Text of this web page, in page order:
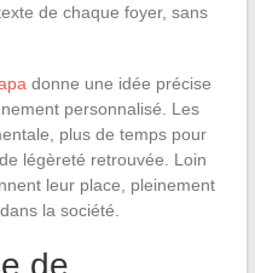
de chaque foyer, sans
donne une idée précise
personnalisé. Les
plus de temps pour
légèreté retrouvée. Loin
leur place, pleinement
la société.
de